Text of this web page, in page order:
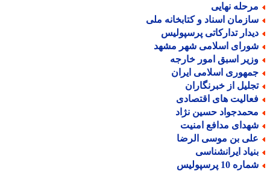
نهایی
اسناد و کتابخانه ملی
تدارکاتی پرسپولیس
اسلامی شهر مشهد
اسبق امور خارجه
اسلامی ایران
از خبرنگاران
های اقتصادی
حسین نژاد
مدافع امنیت
بن موسی الرضا
ایرانشناسی
10 پرسپولیس